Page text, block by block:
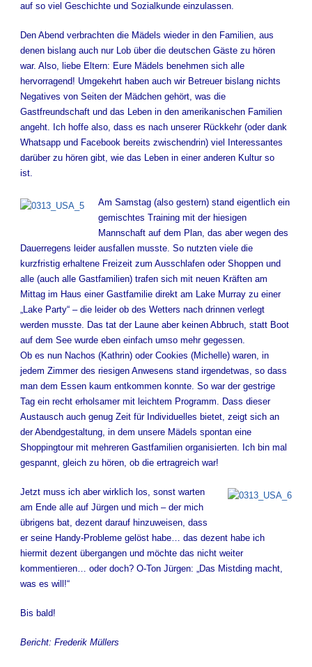
auf so viel Geschichte und Sozialkunde einzulassen.
Den Abend verbrachten die Mädels wieder in den Familien, aus
denen bislang auch nur Lob über die deutschen Gäste zu hören
war. Also, liebe Eltern: Eure Mädels benehmen sich alle
hervorragend! Umgekehrt haben auch wir Betreuer bislang nichts
Negatives von Seiten der Mädchen gehört, was die
Gastfreundschaft und das Leben in den amerikanischen Familien
angeht. Ich hoffe also, dass es nach unserer Rückkehr (oder dank
Whatsapp und Facebook bereits zwischendrin) viel Interessantes
darüber zu hören gibt, wie das Leben in einer anderen Kultur so
ist.
Am Samstag (also gestern) stand eigentlich ein
gemischtes Training mit der hiesigen
Mannschaft auf dem Plan, das aber wegen des
Dauerregens leider ausfallen musste. So nutzten viele die
kurzfristig erhaltene Freizeit zum Ausschlafen oder Shoppen und
alle (auch alle Gastfamilien) trafen sich mit neuen Kräften am
Mittag im Haus einer Gastfamilie direkt am Lake Murray zu einer
„Lake Party“ – die leider ob des Wetters nach drinnen verlegt
werden musste. Das tat der Laune aber keinen Abbruch, statt Boot
auf dem See wurde eben einfach umso mehr gegessen.
Ob es nun Nachos (Kathrin) oder Cookies (Michelle) waren, in
jedem Zimmer des riesigen Anwesens stand irgendetwas, so dass
man dem Essen kaum entkommen konnte. So war der gestrige
Tag ein recht erholsamer mit leichtem Programm. Dass dieser
Austausch auch genug Zeit für Individuelles bietet, zeigt sich an
der Abendgestaltung, in dem unsere Mädels spontan eine
Shoppingtour mit mehreren Gastfamilien organisierten. Ich bin mal
gespannt, gleich zu hören, ob die ertragreich war!
Jetzt muss ich aber wirklich los, sonst warten
am Ende alle auf Jürgen und mich – der mich
übrigens bat, dezent darauf hinzuweisen, dass
er seine Handy-Probleme gelöst habe… das dezent habe ich
hiermit dezent übergangen und möchte das nicht weiter
kommentieren… oder doch? O-Ton Jürgen: „Das Mistding macht,
was es will!“
Bis bald!
Bericht: Frederik Müllers